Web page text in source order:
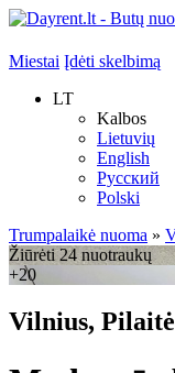
Miestai Įdėti skelbimą
LT
Kalbos
Lietuvių
English
Русский
Polski
Trumpalaikė nuoma »
Žiūrėti 24 nuotraukų
+20
Vilnius, Pilaitė